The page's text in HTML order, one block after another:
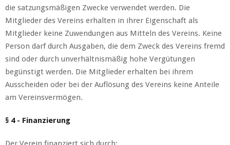
die satzungsmäßigen Zwecke verwendet werden. Die
Mitglieder des Vereins erhalten in ihrer Eigenschaft als
Mitglieder keine Zuwendungen aus Mitteln des Vereins. Keine
Person darf durch Ausgaben, die dem Zweck des Vereins fremd
sind oder durch unverhältnismäßig hohe Vergütungen
begünstigt werden. Die Mitglieder erhalten bei ihrem
Ausscheiden oder bei der Auflösung des Vereins keine Anteile
am Vereinsvermögen.
§ 4 - Finanzierung